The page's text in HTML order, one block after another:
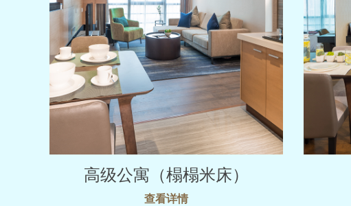
高级公寓（榻榻米床）
查看详情